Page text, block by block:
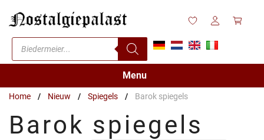
naar
inhoud
Producten
zoeken
Menu
Home / Nieuw / Spiegels / Barok spiegels
Barok spiegels